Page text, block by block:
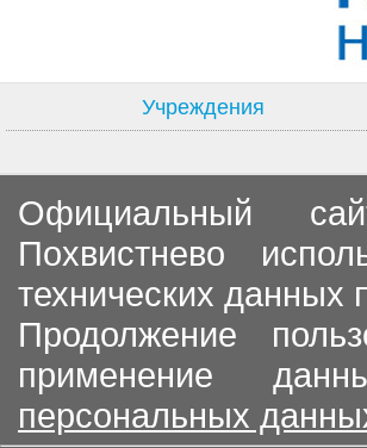
Учреждения
Официальный
Похвистнево
технических данных
Продолжение
применение
персональных